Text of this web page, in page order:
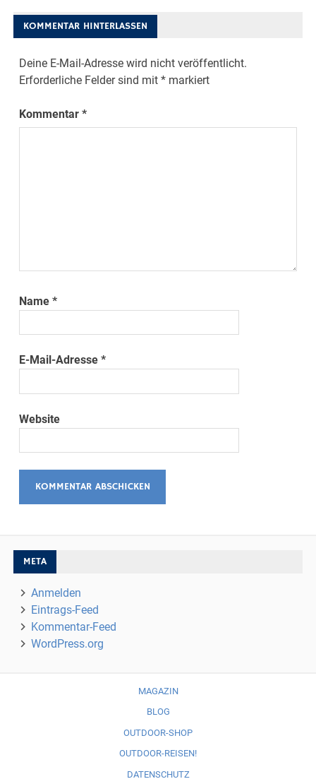
KOMMENTAR HINTERLASSEN
Deine E-Mail-Adresse wird nicht veröffentlicht.
Erforderliche Felder sind mit* markiert
Kommentar*
Name*
E-Mail-Adresse*
Website
META
Anmelden
Eintrags-Feed
Kommentar-Feed
WordPress.org
MAGAZIN
BLOG
OUTDOOR-SHOP
OUTDOOR-REISEN!
DATENSCHUTZ